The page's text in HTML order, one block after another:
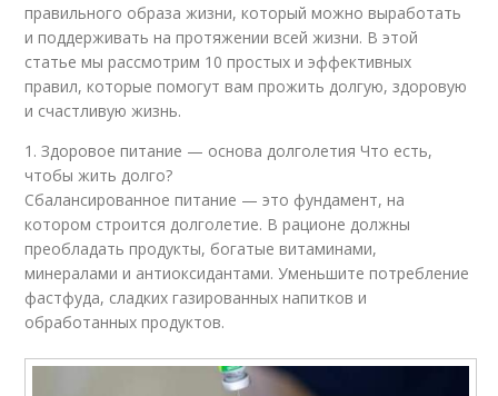
правильного образа жизни, который можно выработать
и поддерживать на протяжении всей жизни. В этой
статье мы рассмотрим 10 простых и эффективных
правил, которые помогут вам прожить долгую, здоровую
и счастливую жизнь.
1. Здоровое питание — основа долголетия Что есть,
чтобы жить долго?
Сбалансированное питание — это фундамент, на
котором строится долголетие. В рационе должны
преобладать продукты, богатые витаминами,
минералами и антиоксидантами. Уменьшите потребление
фастфуда, сладких газированных напитков и
обработанных продуктов.